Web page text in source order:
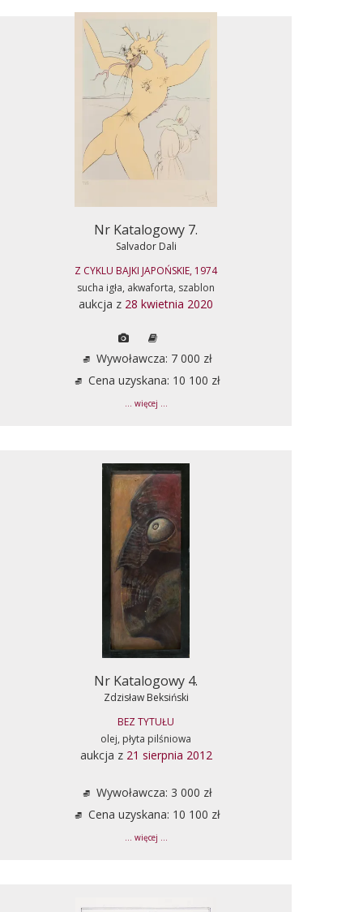
Nr Katalogowy 7.
Salvador Dali
Z CYKLU BAJKI JAPOŃSKIE, 1974
sucha igła, akwaforta, szablon
aukcja z 28 kwietnia 2020
Wywoławcza: 7 000 zł
Cena uzyskana: 10 100 zł
... więcej ...
Nr Katalogowy 4.
Zdzisław Beksiński
BEZ TYTUŁU
olej, płyta pilśniowa
aukcja z 21 sierpnia 2012
Wywoławcza: 3 000 zł
Cena uzyskana: 10 100 zł
... więcej ...